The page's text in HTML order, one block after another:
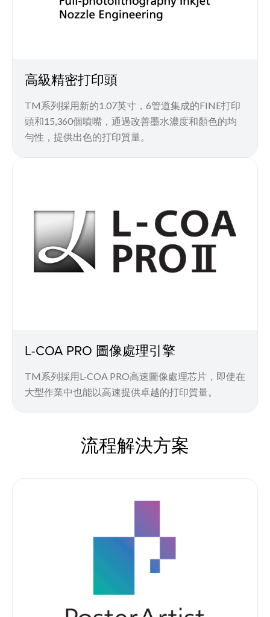
高級精密打印頭
TM系列採用新的1.07英寸，6管道集成的FINE打印
頭和15,360個噴嘴，通過改善墨水濃度和顏色的均
勻性，提供出色的打印質量。
L-COA PRO 圖像處理引擎
TM系列採用L-COA PRO高速圖像處理芯片，即使在
大型作業中也能以高速提供卓越的打印質量。
流程解決方案